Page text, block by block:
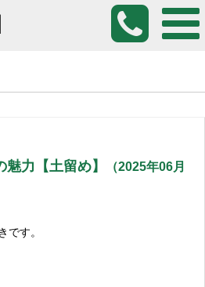
魅力【土留め】
（2025年06月
です。